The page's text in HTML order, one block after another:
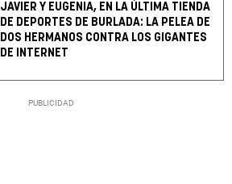
JAVIER Y EUGENIA, EN LA ÚLTIMA TIENDA
DE DEPORTES DE BURLADA: LA PELEA DE
DOS HERMANOS CONTRA LOS GIGANTES
DE INTERNET